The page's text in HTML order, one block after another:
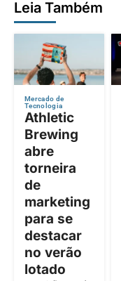
Leia Também
Mercado de
Tecnologia
Athletic
Brewing
abre
torneira
de
marketing
para se
destacar
no verão
lotado